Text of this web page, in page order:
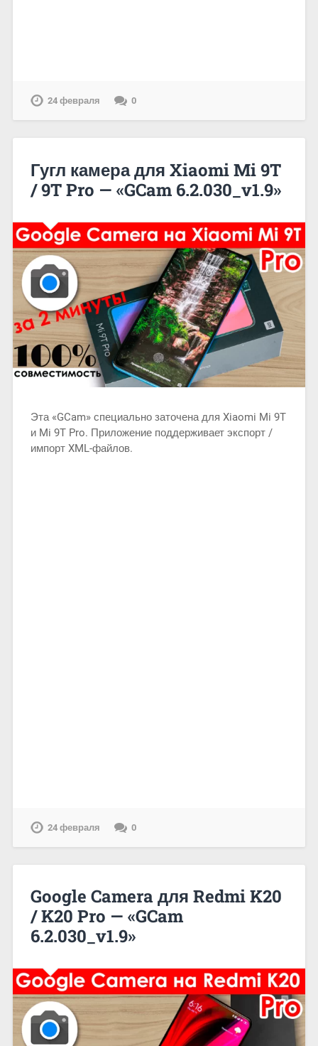
24 февраля 0
Гугл камера для Xiaomi Mi 9T
/ 9T Pro — «GCam 6.2.030_v1.9»
Эта «GCam» специально заточена для Xiaomi Mi 9T
и Mi 9T Pro. Приложение поддерживает экспорт /
импорт XML-файлов.
24 февраля 0
Google Camera для Redmi K20
/ K20 Pro — «GCam
6.2.030_v1.9»